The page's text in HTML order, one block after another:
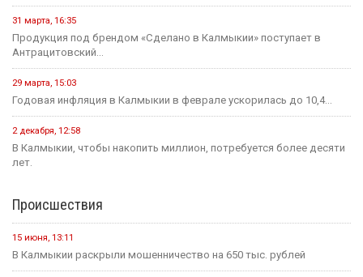
31 марта, 16:35
Продукция под брендом «Сделано в Калмыкии» поступает в
Антрацитовский...
29 марта, 15:03
Годовая инфляция в Калмыкии в феврале ускорилась до 10,4...
2 декабря, 12:58
В Калмыкии, чтобы накопить миллион, потребуется более десяти
лет.
Происшествия
15 июня, 13:11
В Калмыкии раскрыли мошенничество на 650 тыс. рублей